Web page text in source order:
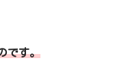
です。